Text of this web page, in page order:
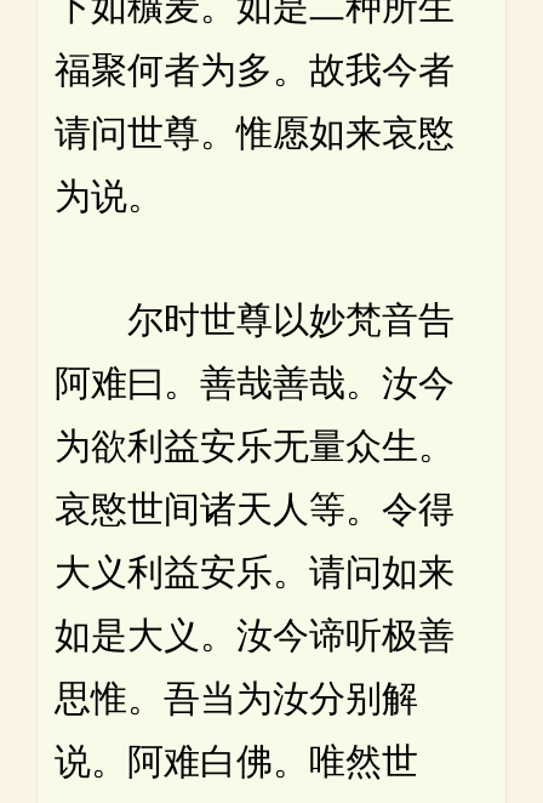
福聚何者为多。故我今者
请问世尊。惟愿如来哀愍
为说。
尔时世尊以妙梵音告
阿难曰。善哉善哉。汝今
为欲利益安乐无量众生。
哀愍世间诸天人等。令得
大义利益安乐。请问如来
如是大义。汝今谛听极善
思惟。吾当为汝分别解
说。阿难白佛。唯然世